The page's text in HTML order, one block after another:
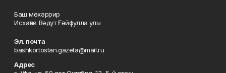
Баш мөхәррир
Исхаҡов Вәдүт Ғәйфулла улы
Эл. почта
bashkortostan.gazeta@mail.ru
Адрес